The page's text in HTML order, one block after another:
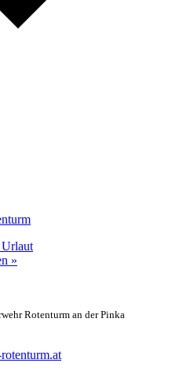
»
Rotenturm an der Pinka